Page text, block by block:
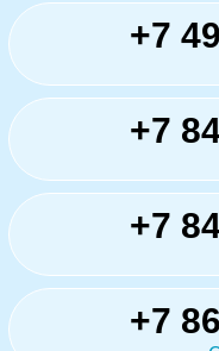
+7
+7
+7
+7